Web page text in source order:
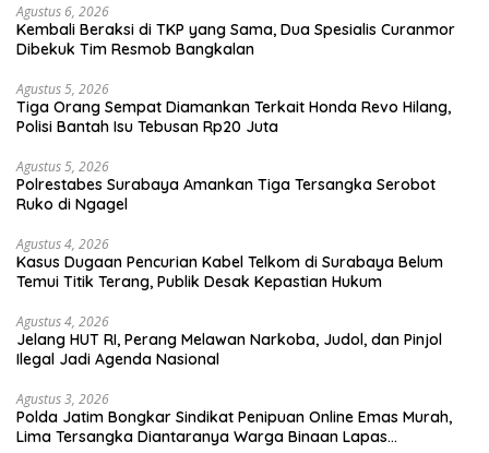
Agustus 6, 2026
Kembali Beraksi di TKP yang Sama, Dua Spesialis Curanmor
Dibekuk Tim Resmob Bangkalan
Agustus 5, 2026
Tiga Orang Sempat Diamankan Terkait Honda Revo Hilang,
Polisi Bantah Isu Tebusan Rp20 Juta
Agustus 5, 2026
Polrestabes Surabaya Amankan Tiga Tersangka Serobot
Ruko di Ngagel
Agustus 4, 2026
Kasus Dugaan Pencurian Kabel Telkom di Surabaya Belum
Temui Titik Terang, Publik Desak Kepastian Hukum
Agustus 4, 2026
Jelang HUT RI, Perang Melawan Narkoba, Judol, dan Pinjol
Ilegal Jadi Agenda Nasional
Agustus 3, 2026
Polda Jatim Bongkar Sindikat Penipuan Online Emas Murah,
Lima Tersangka Diantaranya Warga Binaan Lapas